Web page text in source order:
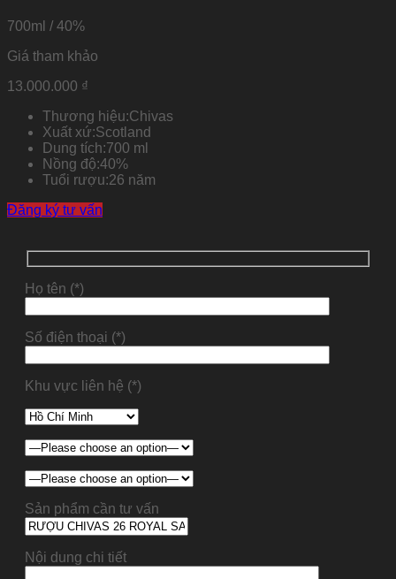
700ml / 40%
Giá tham khảo
13.000.000 ₫
Thương hiệu:Chivas
Xuất xứ:Scotland
Dung tích:700 ml
Nồng độ:40%
Tuổi rượu:26 năm
Đăng ký tư vấn
Họ tên (*)
Số điện thoại (*)
Khu vực liên hệ (*)
Sản phẩm cần tư vấn
Nội dung chi tiết